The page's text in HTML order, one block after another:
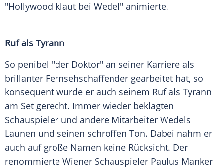
"Hollywood klaut bei Wedel" animierte.
Ruf als Tyrann
So penibel "der Doktor" an seiner Karriere als
brillanter Fernsehschaffender gearbeitet hat, so
konsequent wurde er auch seinem Ruf als Tyrann
am Set gerecht. Immer wieder beklagten
Schauspieler und andere Mitarbeiter Wedels
Launen und seinen schroffen Ton. Dabei nahm er
auch auf große Namen keine Rücksicht. Der
renommierte Wiener Schauspieler Paulus Manker